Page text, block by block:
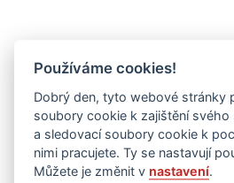
Používáme cookies!
Dobrý den, tyto webové stránky
soubory cookie k zajištění
a sledovací soubory cookie k
nimi pracujete. Ty se nastavují
Můžete je změnit v nastavení.